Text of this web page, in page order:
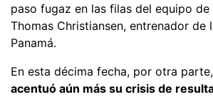
paso fugaz en las filas del equipo
Thomas Christiansen, entrenador de
Panamá.
En esta décima fecha, por otra parte,
acentuó aún más su crisis de